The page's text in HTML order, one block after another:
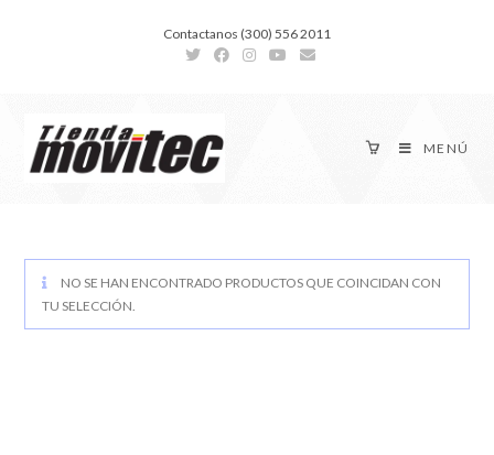
Contactanos (300) 556 2011
MENÚ
NO SE HAN ENCONTRADO PRODUCTOS QUE COINCIDAN CON
TU SELECCIÓN.